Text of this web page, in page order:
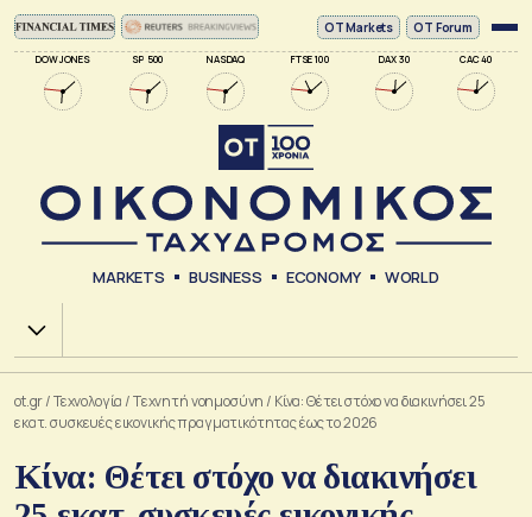
DOW JONES SP 500 NASDAQ FTSE 100 DAX 30 CAC 40
ΟΤ Markets OT Forum
MARKETS BUSINESS ECONOMY WORLD
Χ.Α.
ot.gr/Τεχνολογία /Tεχνητή νοημοσύνη / Κίνα: Θέτει στόχο να διακινήσει 25
εκατ. συσκευές εικονικής πραγματικότητας έως το 2026
Κίνα: Θέτει στόχο να διακινήσει